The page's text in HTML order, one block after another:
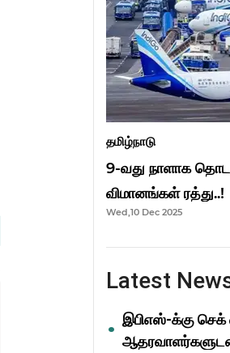
தமிழ்நாடு
9-வது நாளாக
விமானங்கள் ரத்து..!
Wed,10 Dec 2025
Latest
இபிஎஸ்-க்கு